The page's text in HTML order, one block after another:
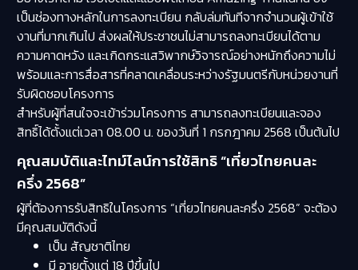
เป็นช่องทางหลักในการลงทะเบียน กลับล่มทันทีจากจำนวนผู้เข้าใช้
งานที่มากเกินไป ส่งผลให้ประชาชนไม่สามารถลงทะเบียนได้ตาม
ความคาดหวัง และเกิดกระแสวิพากษ์วิจารณ์อย่างหนักถึงความไม่
พร้อมและการสื่อสารที่คลาดเคลื่อนระหว่างรัฐมนตรีกับหน่วยงานที่
รับผิดชอบโครงการ
สำหรับผู้ที่สนใจจะเข้าร่วมโครงการ สามารถลงทะเบียนและจอง
สิทธิ์ได้ตั้งแต่เวลา 08.00 น. ของวันที่ 1 กรกฎาคม 2568 เป็นต้นไป
คุณสมบัติและไทม์ไลน์การใช้สิทธิ “เที่ยวไทยคนละ
ครึ่ง 2568”
ผู้ที่ต้องการรับสิทธิในโครงการ “เที่ยวไทยคนละครึ่ง 2568” จะต้อง
มีคุณสมบัติดังนี้
เป็น สัญชาติไทย
มี อายุตั้งแต่ 18 ปีขึ้นไป